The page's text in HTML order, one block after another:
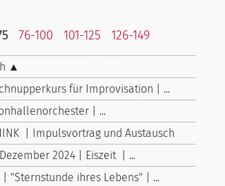
76-100 101-125 126-149
▲
für Improvisation | ...
| ...
| Impulsvortrag und Austausch
2024 | Eiszeit | ...
| "Sternstunde ihres Lebens" | ...